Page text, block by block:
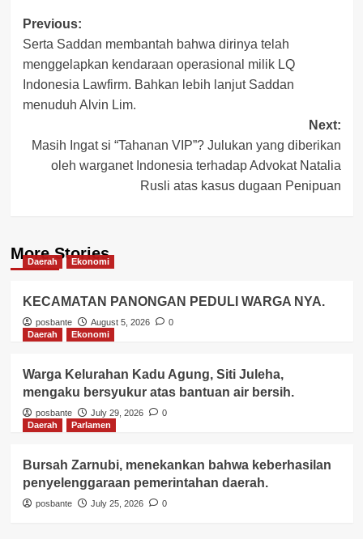
Post
navigation
Previous:
Serta Saddan membantah bahwa dirinya telah
menggelapkan kendaraan operasional milik LQ
Indonesia Lawfirm. Bahkan lebih lanjut Saddan
menuduh Alvin Lim.
Next:
Masih Ingat si “Tahanan VIP”? Julukan yang diberikan
oleh warganet Indonesia terhadap Advokat Natalia
Rusli atas kasus dugaan Penipuan
More Stories
Daerah Ekonomi
KECAMATAN PANONGAN PEDULI WARGA NYA.
posbante August 5, 2026
0
Daerah
Ekonomi
Warga Kelurahan Kadu Agung, Siti Juleha,
mengaku bersyukur atas bantuan air bersih.
posbante July 29, 2026
0
Daerah
Parlamen
Bursah Zarnubi, menekankan bahwa keberhasilan
penyelenggaraan pemerintahan daerah.
posbante July 25, 2026 0